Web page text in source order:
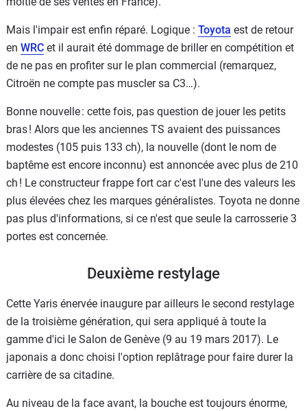
Mais l'impair est enfin réparé. Logique : Toyota est de retour
en WRC et il aurait été dommage de briller en compétition et
de ne pas en profiter sur le plan commercial (remarquez,
Citroën ne compte pas muscler sa C3…).
Bonne nouvelle : cette fois, pas question de jouer les petits
bras ! Alors que les anciennes TS avaient des puissances
modestes (105 puis 133 ch), la nouvelle (dont le nom de
baptême est encore inconnu) est annoncée avec plus de 210
ch ! Le constructeur frappe fort car c'est l'une des valeurs les
plus élevées chez les marques généralistes. Toyota ne donne
pas plus d'informations, si ce n'est que seule la carrosserie 3
portes est concernée.
Deuxième restylage
Cette Yaris énervée inaugure par ailleurs le second restylage
de la troisième génération, qui sera appliqué à toute la
gamme d'ici le Salon de Genève (9 au 19 mars 2017). Le
japonais a donc choisi l'option replâtrage pour faire durer la
carrière de sa citadine.
Au niveau de la face avant, la bouche est toujours énorme,